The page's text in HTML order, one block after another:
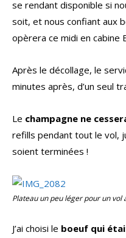
se rendant disponible si
soit, et nous confiant aux
opèrera ce midi en cabine
Après le décollage, le
minutes après, d’un seul
Le champagne ne
refills pendant tout le vol,
soient terminées !
Plateau un peu léger pour un vol
J’ai choisi le boeuf qui